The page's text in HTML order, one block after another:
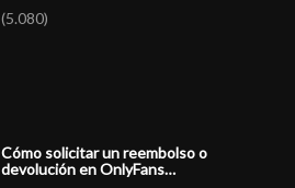
(5.080)
Cómo solicitar un reembolso o
devolución en OnlyFans…